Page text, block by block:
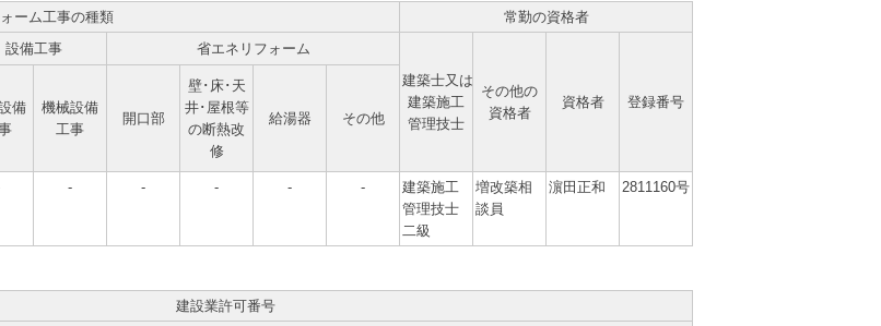
ーム工事の種類 常勤の資格者
設備工事
省エネリフォーム
建築士又は
建築施工
管理技士
その他の
資格者
資格者 登録番号
備
機械設備
工事
開口部
壁･床･天
井･屋根等
の断熱改
修
給湯器 その他
- - - - -
建築施工
管理技士
二級
増改築相
談員
濵田正和 2811160号
建設業許可番号